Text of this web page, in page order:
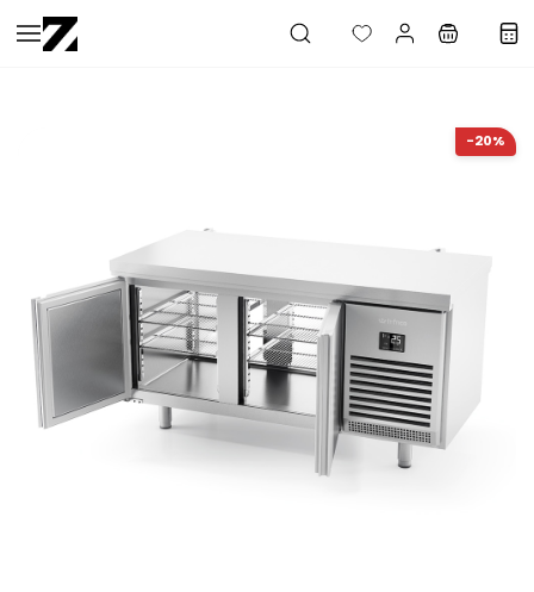
Saltar al
contenido
-20%